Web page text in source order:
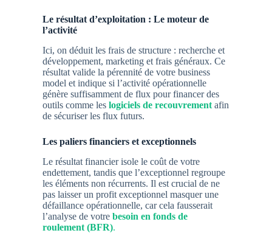
Le résultat d’exploitation : Le moteur de
l’activité
Ici, on déduit les frais de structure : recherche et
développement, marketing et frais généraux. Ce
résultat valide la pérennité de votre business
model et indique si l’activité opérationnelle
génère suffisamment de flux pour financer des
outils comme les logiciels de recouvrement afin
de sécuriser les flux futurs.
Les paliers financiers et exceptionnels
Le résultat financier isole le coût de votre
endettement, tandis que l’exceptionnel regroupe
les éléments non récurrents. Il est crucial de ne
pas laisser un profit exceptionnel masquer une
défaillance opérationnelle, car cela fausserait
l’analyse de votre besoin en fonds de
roulement (BFR).